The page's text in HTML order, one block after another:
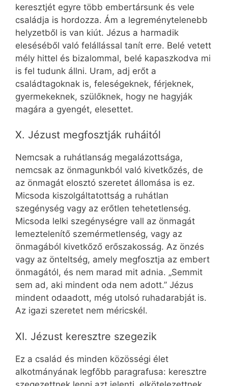
keresztjét egyre több embertársunk és vele
családja is hordozza. Ám a legreménytelenebb
helyzetből is van kiút. Jézus a harmadik
eleséséből való felállással tanít erre. Belé vetett
mély hittel és bizalommal, belé kapaszkodva mi
is fel tudunk állni. Uram, adj erőt a
családtagoknak is, feleségeknek, férjeknek,
gyermekeknek, szülőknek, hogy ne hagyják
magára a gyengét, elesettet.
X. Jézust megfosztják ruháitól
Nemcsak a ruhátlanság megalázottsága,
nemcsak az önmagunkból való kivetkőzés, de
az önmagát elosztó szeretet állomása is ez.
Micsoda kiszolgáltatottság a ruhátlan
szegénység vagy az erőtlen tehetetlenség.
Micsoda lelki szegénységre vall az önmagát
lemeztelenítő szemérmetlenség, vagy az
önmagából kivetkőző erőszakosság. Az önzés
vagy az önteltség, amely megfosztja az embert
önmagától, és nem marad mit adnia. „Semmit
sem ad, aki mindent oda nem adott.” Jézus
mindent odaadott, még utolsó ruhadarabját is.
Az igazi szeretet nem méricskél.
XI. Jézust keresztre szegezik
Ez a család és minden közösségi élet
alkotmányának legfőbb paragrafusa: keresztre